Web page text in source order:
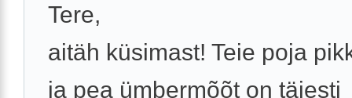
Tere,
aitäh küsimast! Teie poja
ja pea ümbermõõt on täiesti